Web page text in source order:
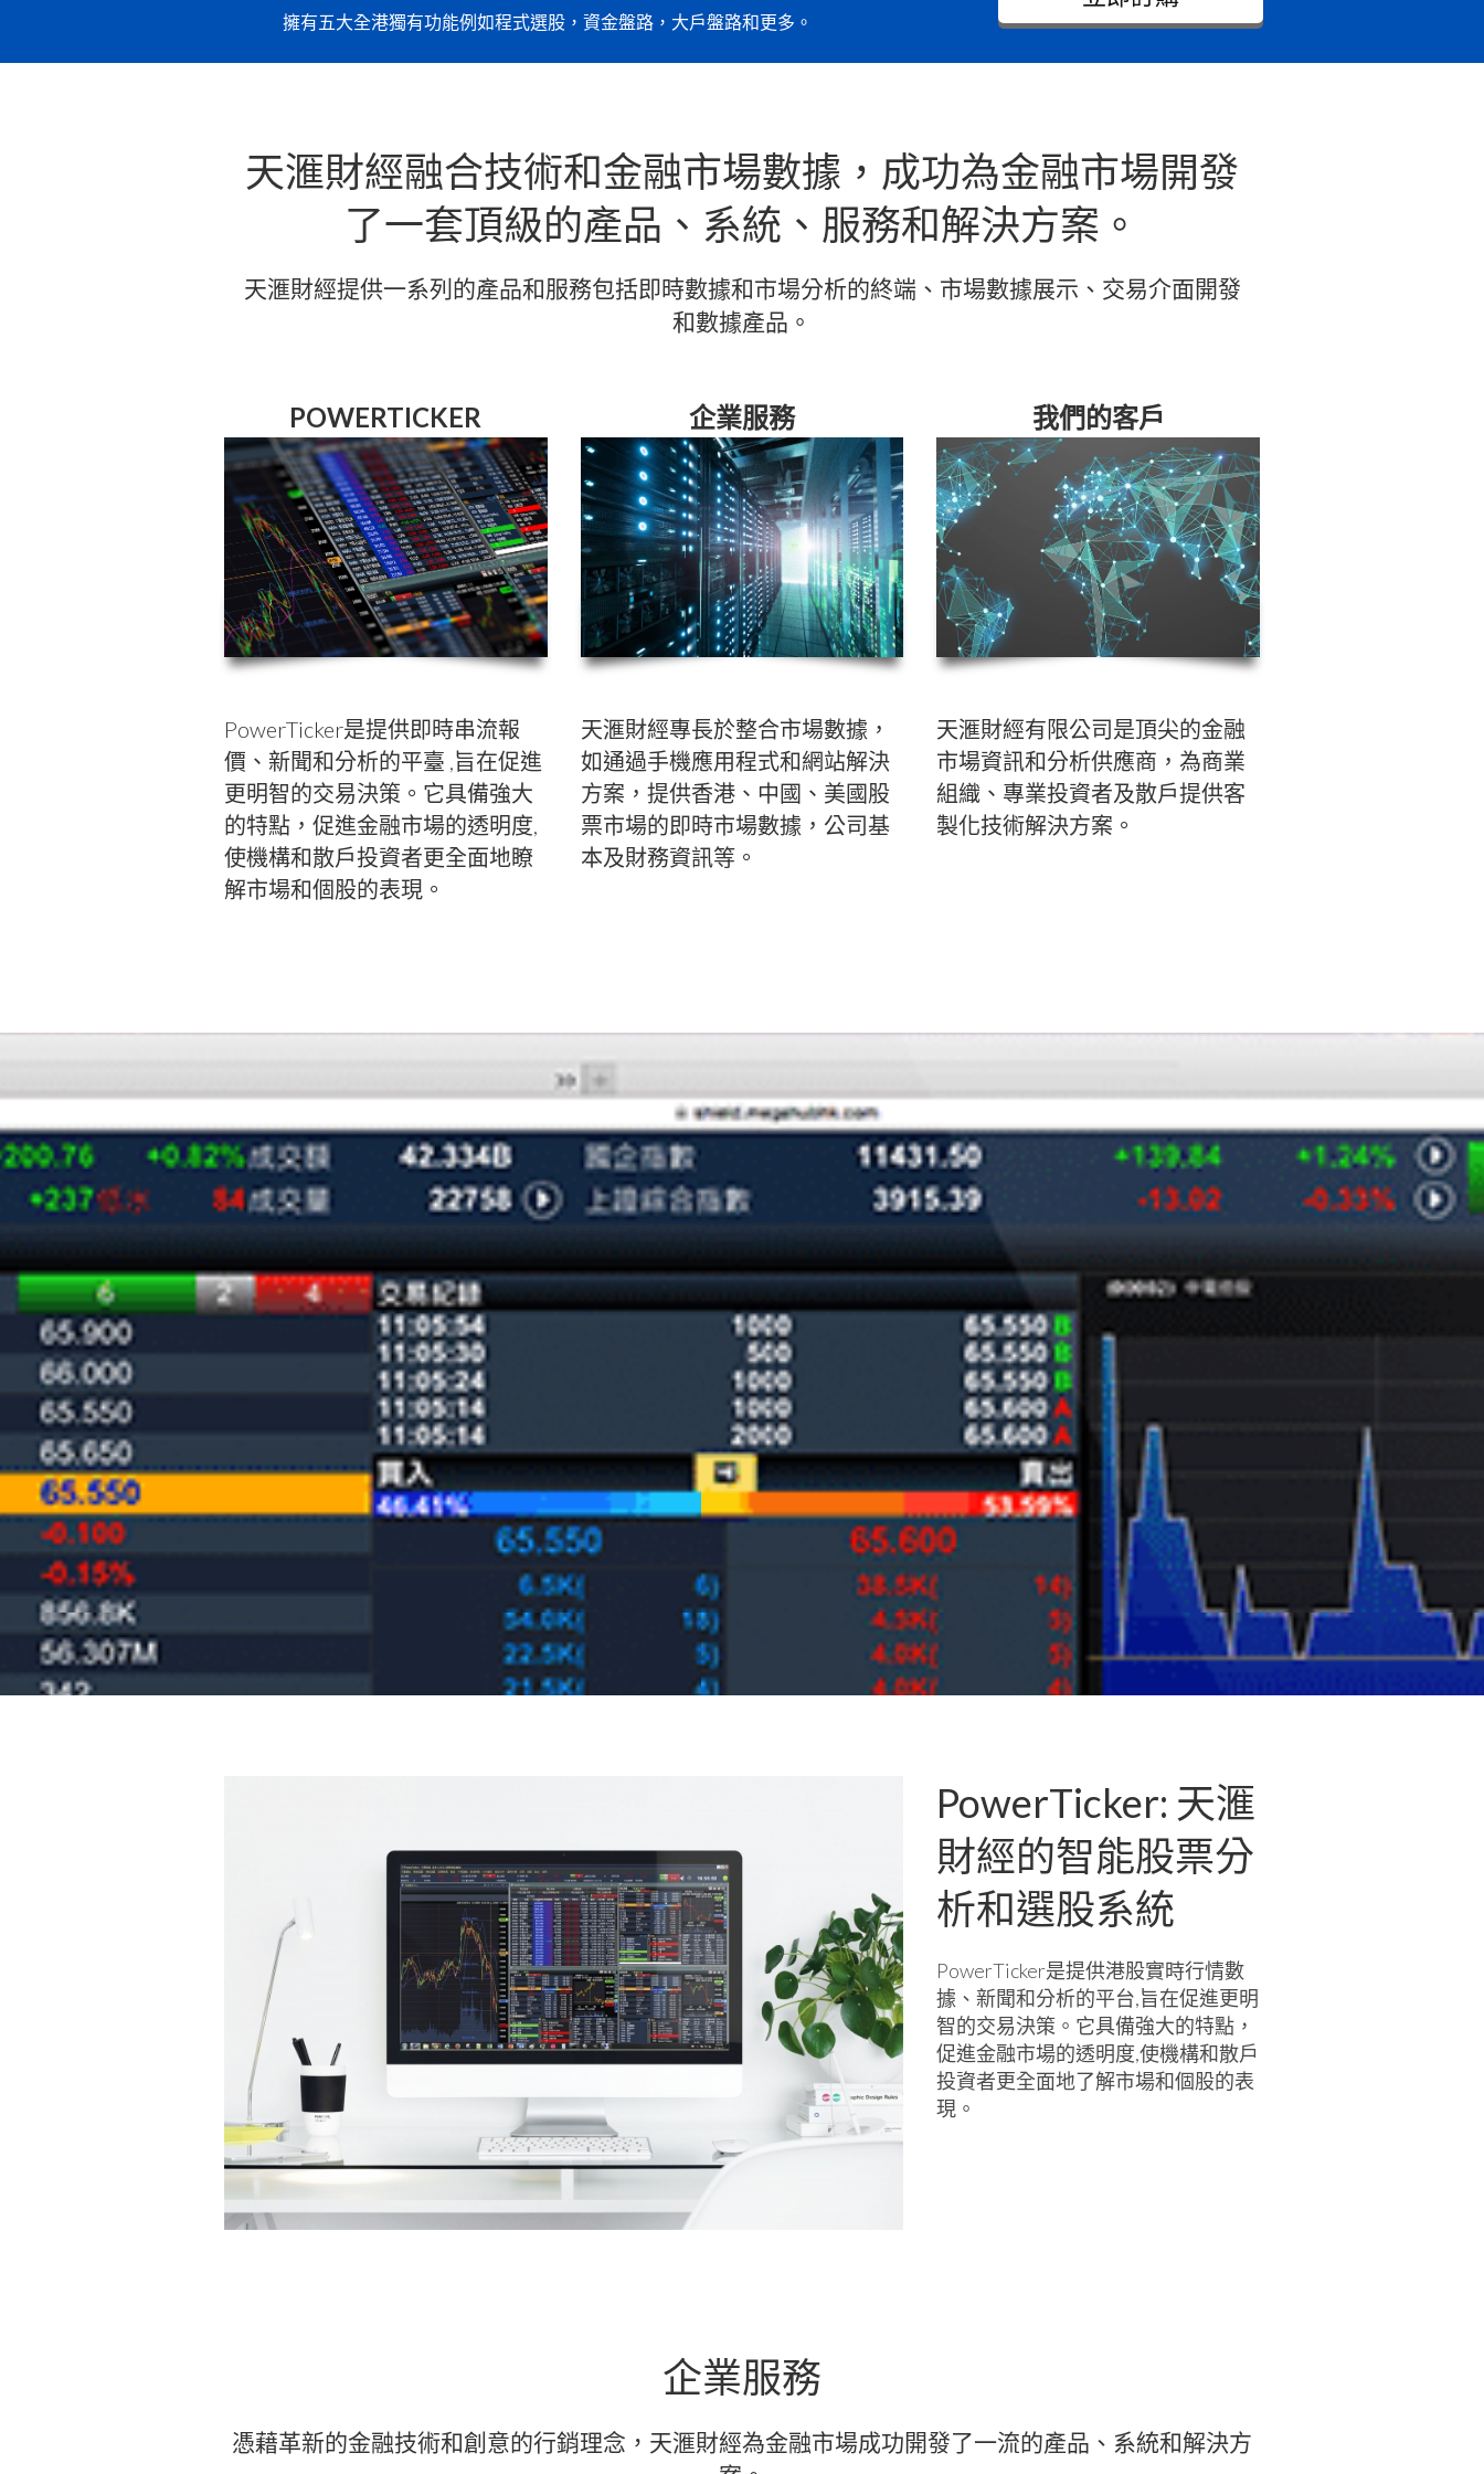
擁有五大全港獨有功能例如程式選股，資金盤路，大戶盤路和更多。
天滙財經融合技術和金融市場數據，成功為金融市場開發
了一套頂級的產品、系統、服務和解決方案。
天滙財經提供一系列的產品和服務包括即時數據和市場分析的終端、市場數據展示、交易介面開發
和數據產品。
POWERTICKER
PowerTicker是提供即時串流報
價 、新聞和分析的平臺 ,旨在促進
更明智的交易決策。它具備強大
的特點，促進金融市場的透明度,
使機構和散戶投資者更全面地瞭
解市場和個股的表現。
企業服務
天滙財經專長於整合市場數據，
如通過手機應用程式和網站解決
方案，提供香港、中國、美國股
票市場的即時市場數據，公司基
本及財務資訊等。
我們的客戶
天滙財經有限公司是頂尖的金融
市場資訊和分析供應商，為商業
組織、專業投資者及散戶提供客
製化技術解決方案。
PowerTicker: 天滙
財經的智能股票分
析和選股系統
PowerTicker是提供港股實時行情數
據、新聞和分析的平台,旨在促進更明
智的交易決策。它具備強大的特點，
促進金融市場的透明度,使機構和散戶
投資者更全面地了解市場和個股的表
現。
企業服務
憑藉革新的金融技術和創意的行銷理念，天滙財經為金融市場成功開發了一流的產品、系統和解決方